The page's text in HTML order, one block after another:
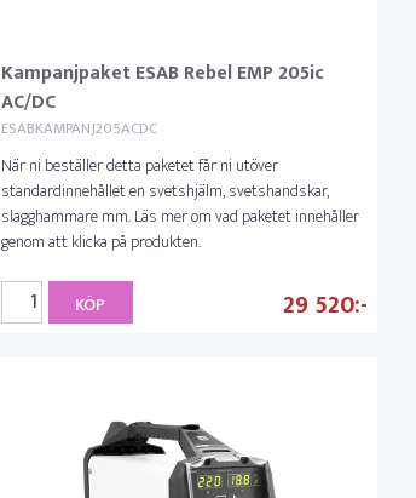
Kampanjpaket ESAB Rebel EMP 205ic
AC/DC
ESABKAMPANJ205ACDC
När ni beställer detta paketet får ni utöver
standardinnehållet en svetshjälm, svetshandskar,
slagghammare mm. Läs mer om vad paketet innehåller
genom att klicka på produkten.
29 520
KÖP